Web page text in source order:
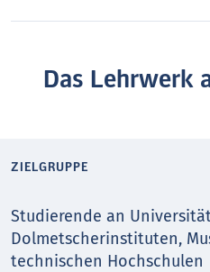
Das Lehrwerk
ZIELGRUPPE
Studierende an
Dolmetscherinstituten,
technischen Hochschulen